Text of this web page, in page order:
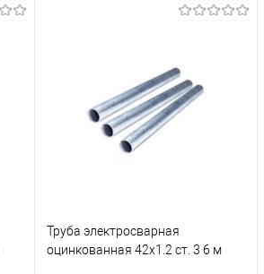
Купить в 1 клик
Сравнение
В избранное
Труба электросварная
оцинкованная 42х1.2 ст. 3 6 м